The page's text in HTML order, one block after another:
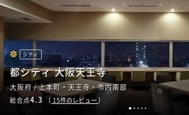
1 2 3 4 5
シティ
都シティ 大阪天王寺
大阪府 / 上本町・天王寺・市内南部
総合点4.3 （ 15件のレビュー ）